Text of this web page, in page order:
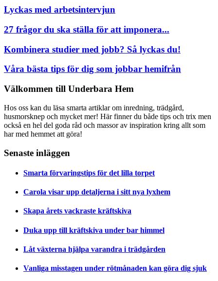
Lyckas med arbetsintervjun
27 frågor du ska ställa för att imponera...
Kombinera studier med jobb? Så lyckas du!
Våra bästa tips för dig som jobbar hemifrån
Välkommen till Underbara Hem
Hos oss kan du läsa smarta artiklar om inredning, trädgård,
husmorsknep och mycket mer! Här finner du både tips och trix men
också en hel del goda råd och massor av inspiration kring allt som
har med hemmet att göra!
Senaste inläggen
Smarta förvaringstips för det lilla torpet
Carola visar upp detaljerna i sitt nya lyxhem
Skapa årets vackraste kräftskiva
Duka upp till kräftskiva under bar himmel
Låt växterna hjälpa varandra i trädgården
Vanliga misstagen under rötmånaden kan göra dig sjuk